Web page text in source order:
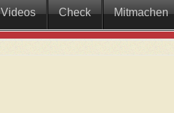
Videos Check Mitmachen